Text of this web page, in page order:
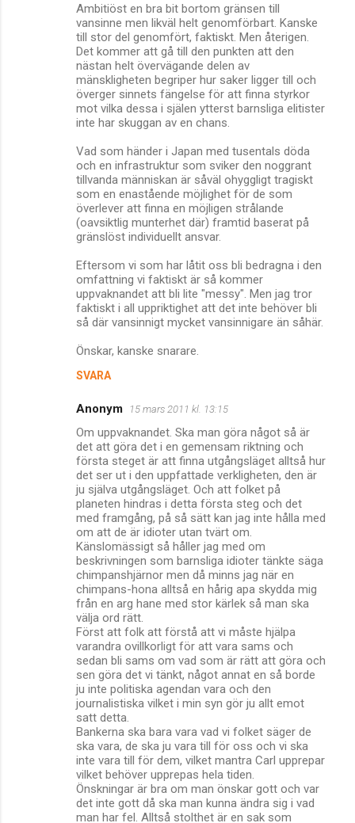
Ambitiöst en bra bit bortom gränsen till
vansinne men likväl helt genomförbart. Kanske
till stor del genomfört, faktiskt. Men återigen.
Det kommer att gå till den punkten att den
nästan helt övervägande delen av
mänskligheten begriper hur saker ligger till och
överger sinnets fängelse för att finna styrkor
mot vilka dessa i själen ytterst barnsliga elitister
inte har skuggan av en chans.
Vad som händer i Japan med tusentals döda
och en infrastruktur som sviker den noggrant
tillvanda människan är såväl ohyggligt tragiskt
som en enastående möjlighet för de som
överlever att finna en möjligen strålande
(oavsiktlig munterhet där) framtid baserat på
gränslöst individuellt ansvar.
Eftersom vi som har låtit oss bli bedragna i den
omfattning vi faktiskt är så kommer
uppvaknandet att bli lite "messy". Men jag tror
faktiskt i all uppriktighet att det inte behöver bli
så där vansinnigt mycket vansinnigare än såhär.
Önskar, kanske snarare.
SVARA
Anonym 15 mars 2011 kl. 13:15
Om uppvaknandet. Ska man göra något så är
det att göra det i en gemensam riktning och
första steget är att finna utgångsläget alltså hur
det ser ut i den uppfattade verkligheten, den är
ju själva utgångsläget. Och att folket på
planeten hindras i detta första steg och det
med framgång, på så sätt kan jag inte hålla med
om att de är idioter utan tvärt om.
Känslomässigt så håller jag med om
beskrivningen som barnsliga idioter tänkte säga
chimpanshjärnor men då minns jag när en
chimpans-hona alltså en hårig apa skydda mig
från en arg hane med stor kärlek så man ska
välja ord rätt.
Först att folk att förstå att vi måste hjälpa
varandra ovillkorligt för att vara sams och
sedan bli sams om vad som är rätt att göra och
sen göra det vi tänkt, något annat en så borde
ju inte politiska agendan vara och den
journalistiska vilket i min syn gör ju allt emot
satt detta.
Bankerna ska bara vara vad vi folket säger de
ska vara, de ska ju vara till för oss och vi ska
inte vara till för dem, vilket mantra Carl upprepar
vilket behöver upprepas hela tiden.
Önskningar är bra om man önskar gott och var
det inte gott då ska man kunna ändra sig i vad
man har fel. Alltså stolthet är en sak som